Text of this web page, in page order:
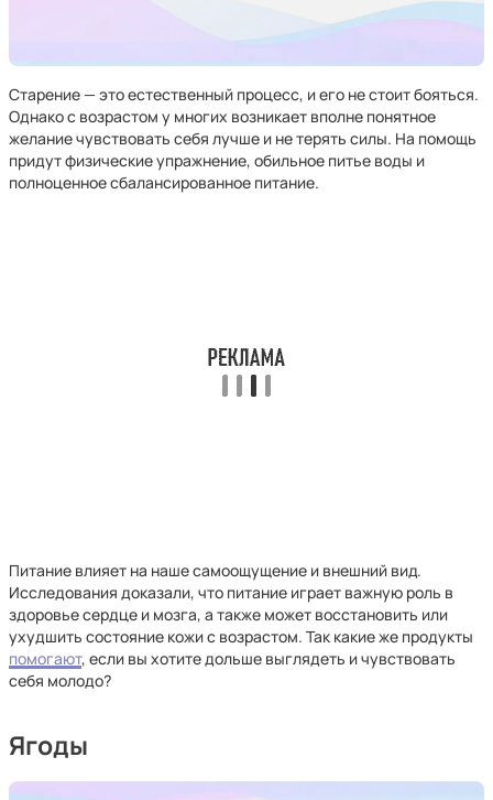
Старение — это естественный процесс, и его не стоит бояться.
Однако с возрастом у многих возникает вполне понятное
желание чувствовать себя лучше и не терять силы. На помощь
придут физические упражнение, обильное питье воды и
полноценное сбалансированное питание.
Питание влияет на наше самоощущение и внешний вид.
Исследования доказали, что питание играет важную роль в
здоровье сердце и мозга, а также может восстановить или
ухудшить состояние кожи с возрастом. Так какие же продукты
помогают, если вы хотите дольше выглядеть и чувствовать
себя молодо?
Ягоды